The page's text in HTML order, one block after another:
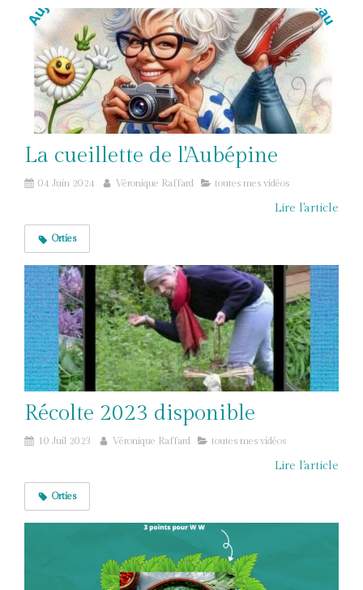
La cueillette de l'Aubépine
04 Juin 2024 Véronique Raffard toutes mes vidéos
Lire l'article
Orties
Récolte 2023 disponible
10 Juil 2023 Véronique Raffard toutes mes vidéos
Lire l'article
Orties